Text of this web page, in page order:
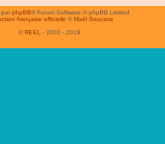
parphpBB® Forum Software © phpBB Limited
française officielle © Maël Soucaze
© REEL - 2002 - 2019